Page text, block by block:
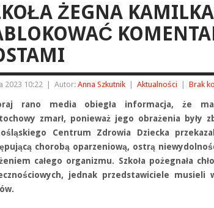
ŻEGNA
2023 10:22 Autor: Anna Szkutnik Aktualności Brak
rano media obiegła informacja, że
zmarł, ponieważ jego obrażenia były
Centrum Zdrowia Dziecka
chorobą oparzeniową, ostrą
całego organizmu. Szkoła pożegnała
jednak przedstawiciele musieli